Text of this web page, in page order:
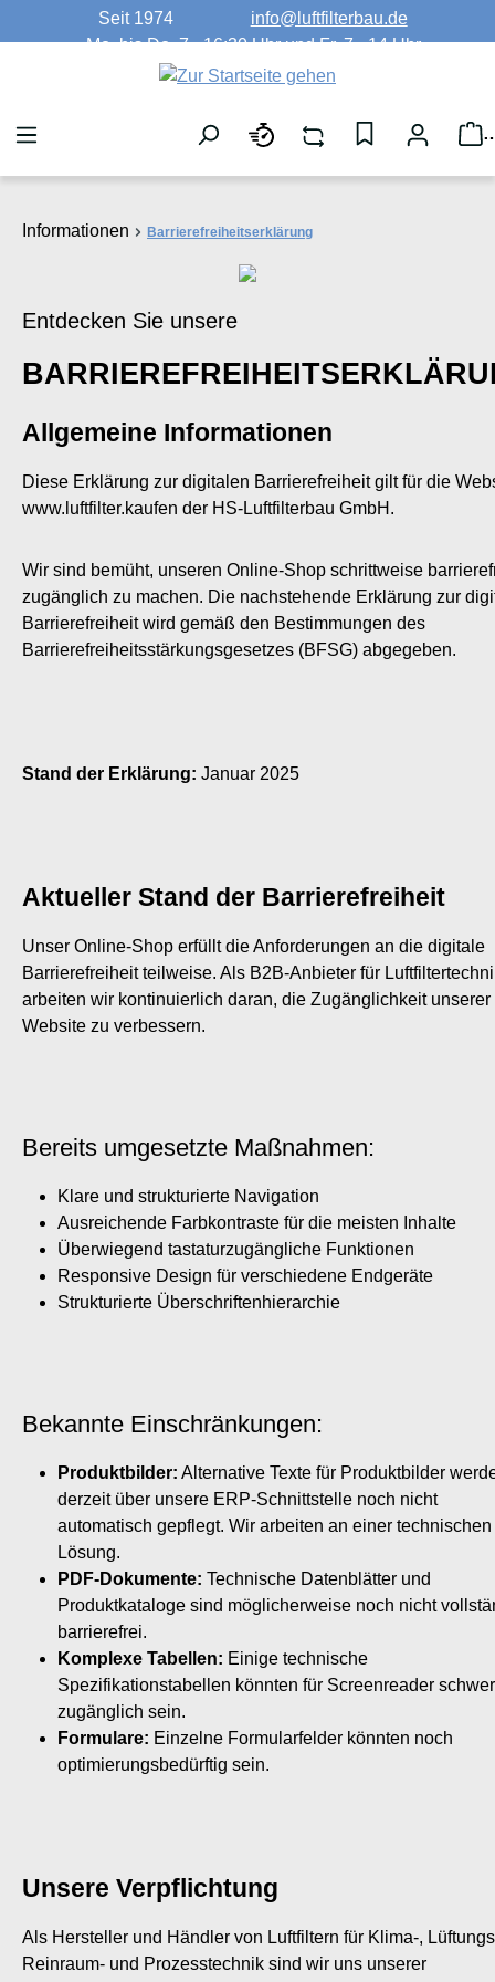
Zum Hauptinhalt springen
Seit 1974
info@luftfilterbau.de
Mo. bis Do. 7 - 16:30 Uhr und Fr. 7 - 14 Uhr
Informationen Barrierefreiheitserklärung
Entdecken Sie unsere
Allgemeine Informationen
Diese Erklärung zur digitalen Barrierefreiheit gilt für die
www.luftfilter.kaufen der HS-Luftfilterbau GmbH.
Wir sind bemüht, unseren Online-Shop schrittweise
zugänglich zu machen. Die nachstehende Erklärung zur
Barrierefreiheit wird gemäß den Bestimmungen des
Barrierefreiheitsstärkungsgesetzes (BFSG) abgegeben.
Stand der Erklärung: Januar 2025
Aktueller Stand der Barrierefreiheit
Unser Online-Shop erfüllt die Anforderungen an die digitale
Barrierefreiheit teilweise. Als B2B-Anbieter für
arbeiten wir kontinuierlich daran, die Zugänglichkeit unserer
Website zu verbessern.
Bereits umgesetzte Maßnahmen:
Klare und strukturierte Navigation
Ausreichende Farbkontraste für die meisten Inhalte
Überwiegend tastaturzugängliche Funktionen
Responsive Design für verschiedene Endgeräte
Strukturierte Überschriftenhierarchie
Bekannte Einschränkungen:
Produktbilder: Alternative Texte für Produktbilder
derzeit über unsere ERP-Schnittstelle noch nicht
automatisch gepflegt. Wir arbeiten an einer technischen
Lösung.
PDF-Dokumente: Technische Datenblätter und
Produktkataloge sind möglicherweise noch nicht
barrierefrei.
Komplexe Tabellen: Einige technische
Spezifikationstabellen könnten für Screenreader schwer
zugänglich sein.
Formulare: Einzelne Formularfelder könnten noch
optimierungsbedürftig sein.
Unsere Verpflichtung
Als Hersteller und Händler von Luftfiltern für Klima-,
Reinraum- und Prozesstechnik sind wir uns unserer